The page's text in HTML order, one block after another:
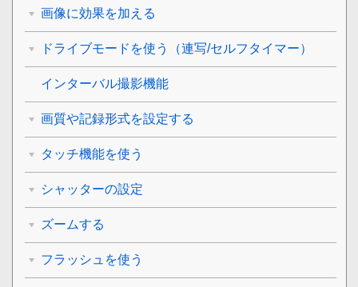
画像に効果を加える
ドライブモードを使う（連写/セルフタイマー）
インターバル撮影機能
画質や記録形式を設定する
タッチ機能を使う
シャッターの設定
ズームする
フラッシュを使う